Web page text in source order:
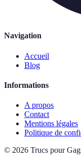
Navigation
Accueil
Blog
Informations
A propos
Contact
Mentions légales
Politique de
© 2026 Trucs pour